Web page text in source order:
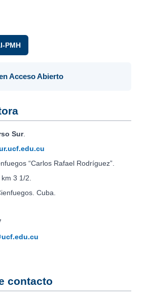
PMH
Acceso Abierto
Sur.
“Carlos Rafael Rodríguez”.
3 1/2.
Cuba.
contacto